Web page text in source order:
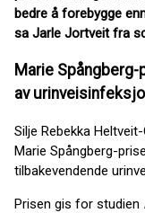
bedre å forebygge
sa Jarle Jortveit fra
Marie
av
Silje Rebekka
Marie Spångberg-
tilbakevendende
Prisen gis for studien